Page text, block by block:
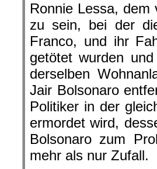
Ronnie Lessa,
zu sein, bei der
Franco, und ihr
getötet wurden
derselben
Jair Bolsonaro
Politiker in der
ermordet wird,
Bolsonaro zum
mehr als nur Zufall.